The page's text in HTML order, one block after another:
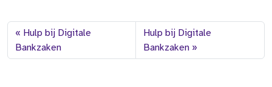
Hulp bij Digitale
Bankzaken
Hulp bij Digitale
Bankzaken